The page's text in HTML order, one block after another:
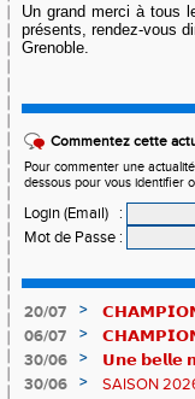
Un grand merci à tous
présents, rendez-vous
Grenoble.
Commentez cette
Pour commenter une
dessous pour vous identifier
Login (Email)
:
Mot de Passe :
20/07 >
06/07 >
83è !
30/06 >
𝗨𝗻𝗲 𝗯𝗲𝗹𝗹𝗲
𝗔𝗨𝗥𝗔 !
30/06 >
SAISON